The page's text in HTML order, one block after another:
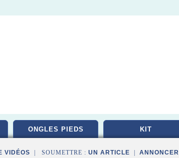
ONGLES PIEDS KIT
VIDÉOS | SOUMETTRE : UN ARTICLE ANNONCER